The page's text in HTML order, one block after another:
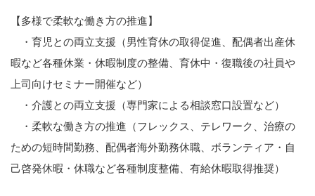
【多様で柔軟な働き方の推進】
・育児との両立支援（男性育休の取得促進、配偶者出産休
暇など各種休業・休暇制度の整備、育休中・復職後の社員や
上司向けセミナー開催など）
・介護との両立支援（専門家による相談窓口設置など）
・柔軟な働き方の推進（フレックス、テレワーク、治療の
ための短時間勤務、配偶者海外勤務休職、ボランティア・自
己啓発休暇・休職など各種制度整備、有給休暇取得推奨）